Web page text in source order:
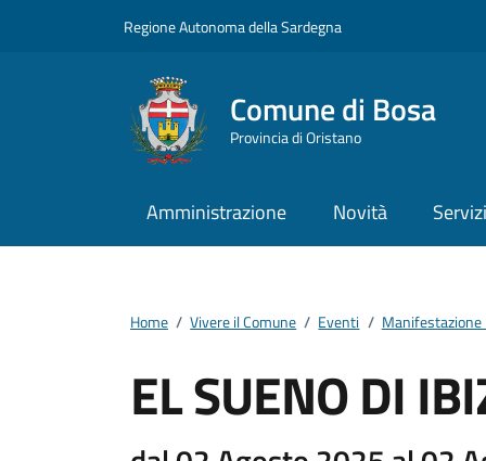
Regione Autonoma della Sardegna
Comune di Bosa
Provincia di Oristano
Amministrazione Novità
Home / Vivere il Comune / Eventi / Manifestazione
EL SUENO DI